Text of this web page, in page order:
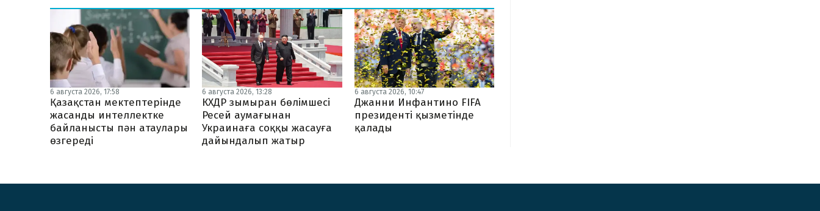
6 августа 2026, 17:58
Қазақстан мектептерінде
жасанды интеллектке
байланысты пән атаулары
өзгереді
6 августа 2026, 13:28
КХДР зымыран бөлімшесі
Ресей аумағынан
Украинаға соққы жасауға
дайындалып жатыр
6 августа 2026, 10:47
Джанни Инфантино FIFA
президенті қызметінде
қалады